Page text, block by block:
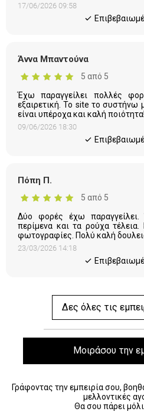
17/06/2026 09:58
Άννα Μπαντούνα
5 από 5
Έχω παραγγείλει πολλές
εξαιρετική. Το site το συστήνω
είναι υπέροχα και καλή ποιότητα!
09/06/2026 18:30
Πόπη Π.
5 από 5
Δύο φορές έχω
περίμενα και τα ρούχα
φωτογραφίες. Πολύ καλή
23/03/2026 14:18
Δες όλες τις
Μοιράσου την
Γράφοντας την εμπειρία σου,
μελλοντικές
Θα σου πάρει